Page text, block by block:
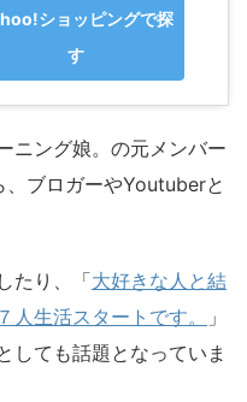
ショッピングで探
す
ニング娘。の元メンバー
ブロガーやYoutuberと
たり、「大好きな人と結
人生活スタートです。
」
しても話題となっていま